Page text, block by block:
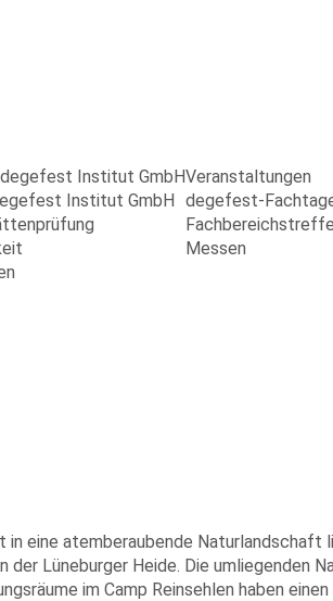
Institut GmbH
Institut GmbH
Veranstaltungen
degefest-
Messen
in eine atemberaubende
der Lüneburger Heide. Die
im Camp Reinsehlen haben einen